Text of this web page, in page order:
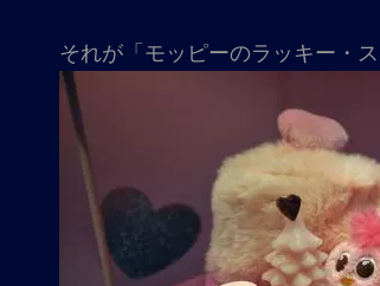
それが「モッピーのラッキー・ス